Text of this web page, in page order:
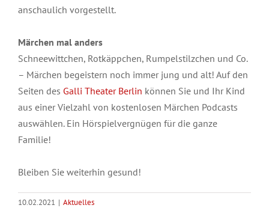
anschaulich vorgestellt.
Märchen mal anders
Schneewittchen, Rotkäppchen, Rumpelstilzchen und Co.
– Märchen begeistern noch immer jung und alt! Auf den
Seiten des Galli Theater Berlin können Sie und Ihr Kind
aus einer Vielzahl von kostenlosen Märchen Podcasts
auswählen. Ein Hörspielvergnügen für die ganze
Familie!
Bleiben Sie weiterhin gesund!
10.02.2021 | Aktuelles